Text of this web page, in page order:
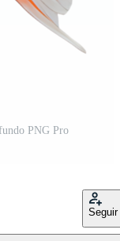
PNG Pro
Seguir